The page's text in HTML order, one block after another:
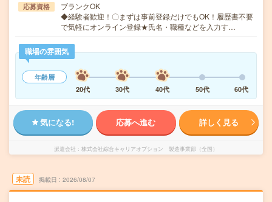
応募資格
ブランクOK
◆経験者歓迎！〇まずは事前登録だけでもOK！履歴書不要
で気軽にオンライン登録★氏名・職種などを入力す…
職場の雰囲気
年齢層
20代
30代 40代 50代 60代
気になる! 応募へ進む 詳しく見る
派遣会社 株式会社綜合キャリアオプション 製造事業部（全国）
未読 掲載日 2026/08/07